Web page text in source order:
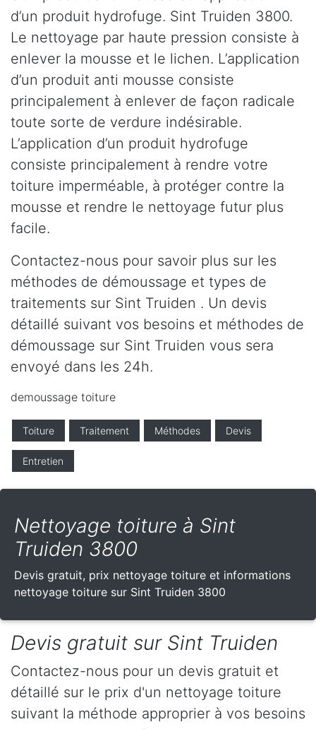
d’un produit hydrofuge. Sint Truiden 3800.
Le nettoyage par haute pression consiste à
enlever la mousse et le lichen. L’application
d’un produit anti mousse consiste
principalement à enlever de façon radicale
toute sorte de verdure indésirable.
L’application d’un produit hydrofuge
consiste principalement à rendre votre
toiture imperméable, à protéger contre la
mousse et rendre le nettoyage futur plus
facile.
Contactez-nous pour savoir plus sur les
méthodes de démoussage et types de
traitements sur Sint Truiden . Un devis
détaillé suivant vos besoins et méthodes de
démoussage sur Sint Truiden vous sera
envoyé dans les 24h.
demoussage toiture
Toiture Traitement Méthodes Devis
Entretien
Nettoyage toiture à Sint
Truiden 3800
Devis gratuit, prix nettoyage toiture et informations
nettoyage toiture sur Sint Truiden 3800
Devis gratuit sur Sint Truiden
Contactez-nous pour un devis gratuit et
détaillé sur le prix d'un nettoyage toiture
suivant la méthode approprier à vos besoins